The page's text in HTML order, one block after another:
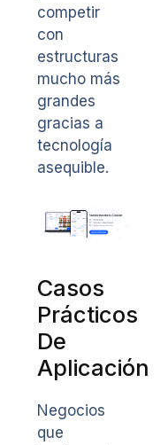
competir
con
estructuras
mucho más
grandes
gracias a
tecnología
asequible.
Casos
Prácticos
De
Aplicación
Negocios
que